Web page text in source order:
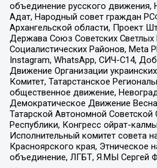
объединение русского движения,
Адат, Народный совет граждан
Архангельской области, Проект
Держава Союз Советских Светлых
Социалистических Районов, Meta
Instagram, WhatsApp, СИЧ-С14,
Движение Организации
Комитет, Татарстанское
общественное движение,
Демократическое Движение
Татарской Автономной Советской
Республики, Конгресс ойрат-
Исполнительный комитет совета
Красноярского края, Этническое
объединение, ЛГБТ, Я.МЫ Сергей